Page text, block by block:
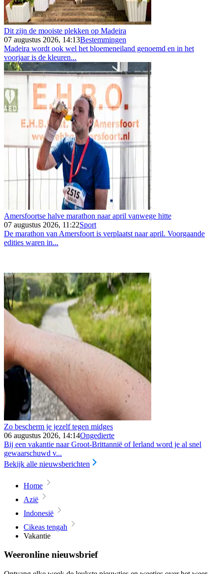
Dit zijn de mooiste plekken op Madeira
07 augustus 2026, 14:13Bestemmingen
Madeira wordt ook wel het bloemeneiland genoemd en in het
voorjaar is de kleuren...
Amersfoortse halve marathon naar april vanwege hitte
07 augustus 2026, 11:22Sport
De marathon van Amersfoort is verplaatst naar april. Voorgaande
edities waren in...
Zo bescherm je jezelf tegen midges
06 augustus 2026, 14:14Ongedierte
Bij een vakantie naar Groot-Brittannië of Ierland word je al snel
gewaarschuwd v...
Bekijk alle nieuwsberichten
Home
Azië
Indonesië
Cikeas tengah
Vakantie
Weeronline nieuwsbrief